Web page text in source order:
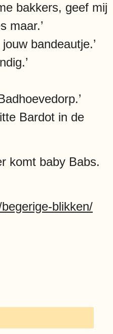
bakkers, geef mij
maar.’
bandeautje.’
Bardot in de
komt baby Babs.
blikken/